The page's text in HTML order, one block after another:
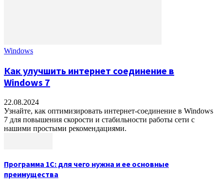
Windows
Как улучшить интернет соединение в
Windows 7
22.08.2024
Узнайте, как оптимизировать интернет-соединение в Windows
7 для повышения скорости и стабильности работы сети с
нашими простыми рекомендациями.
Программа 1С: для чего нужна и ее основные
преимущества